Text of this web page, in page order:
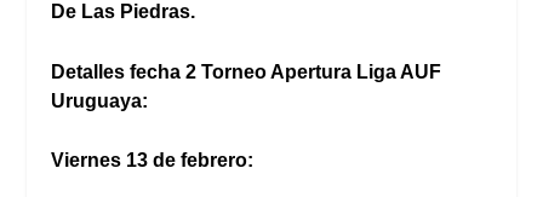
De Las Piedras.
Detalles fecha 2 Torneo Apertura Liga AUF
Uruguaya:
Viernes 13 de febrero: